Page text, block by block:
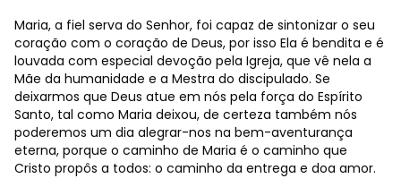
Maria, a fiel serva do Senhor, foi capaz de sintonizar o seu
coração com o coração de Deus, por isso Ela é bendita e é
louvada com especial devoção pela Igreja, que vê nela a
Mãe da humanidade e a Mestra do discipulado. Se
deixarmos que Deus atue em nós pela força do Espírito
Santo, tal como Maria deixou, de certeza também nós
poderemos um dia alegrar-nos na bem-aventurança
eterna, porque o caminho de Maria é o caminho que
Cristo propôs a todos: o caminho da entrega e doa amor.